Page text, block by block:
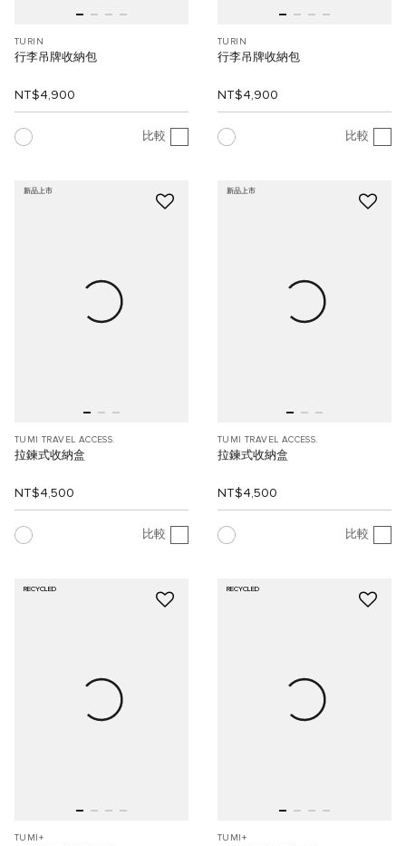
TURIN
行李吊牌收納包
NT$4,900
比較
TURIN
行李吊牌收納包
NT$4,900
比較
新品上市
TUMI TRAVEL ACCESS.
拉鍊式收納盒
NT$4,500
比較
新品上市
TUMI TRAVEL ACCESS.
拉鍊式收納盒
NT$4,500
比較
RECYCLED
TUMI+
RECYCLED
TUMI+